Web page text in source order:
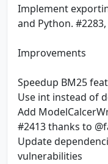
Implement
and Python.
Improvements
Speedup BM25
Use int instead of
Add
#2413 thanks to
Update
vulnerabilities